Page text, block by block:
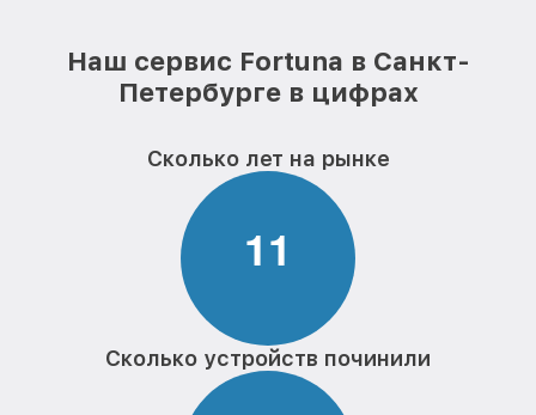
Наш сервис Fortuna в Санкт-
Петербурге в цифрах
Сколько лет на рынке
11
Сколько устройств починили